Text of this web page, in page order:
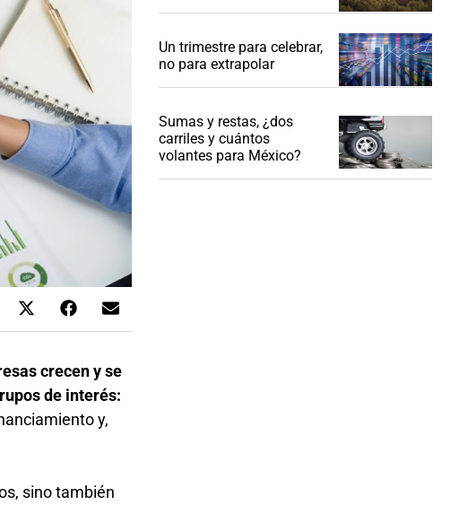
crecen y se
de interés:
y,
sino también
Un trimestre para celebrar,
no para extrapolar
Sumas y restas, ¿dos
carriles y cuántos
volantes para México?